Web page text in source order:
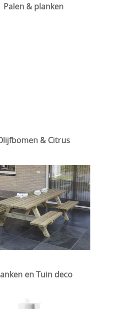
Palen & planken
& Citrus
en Tuin deco